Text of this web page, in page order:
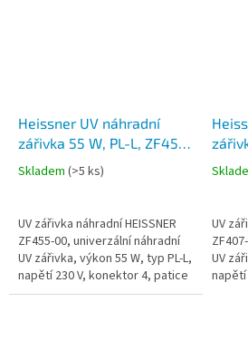
Heissner UV náhradní
zářivka 55 W, PL-L, ZF455-
00
Skladem (>5 ks)
UV zářivka náhradní HEISSNER
ZF455-00, univerzální náhradní
UV zářivka, výkon 55 W, typ PL-L,
napětí 230 V, konektor 4, patice
2G11, délka s paticí cca 532 mm,
00
UV
UV